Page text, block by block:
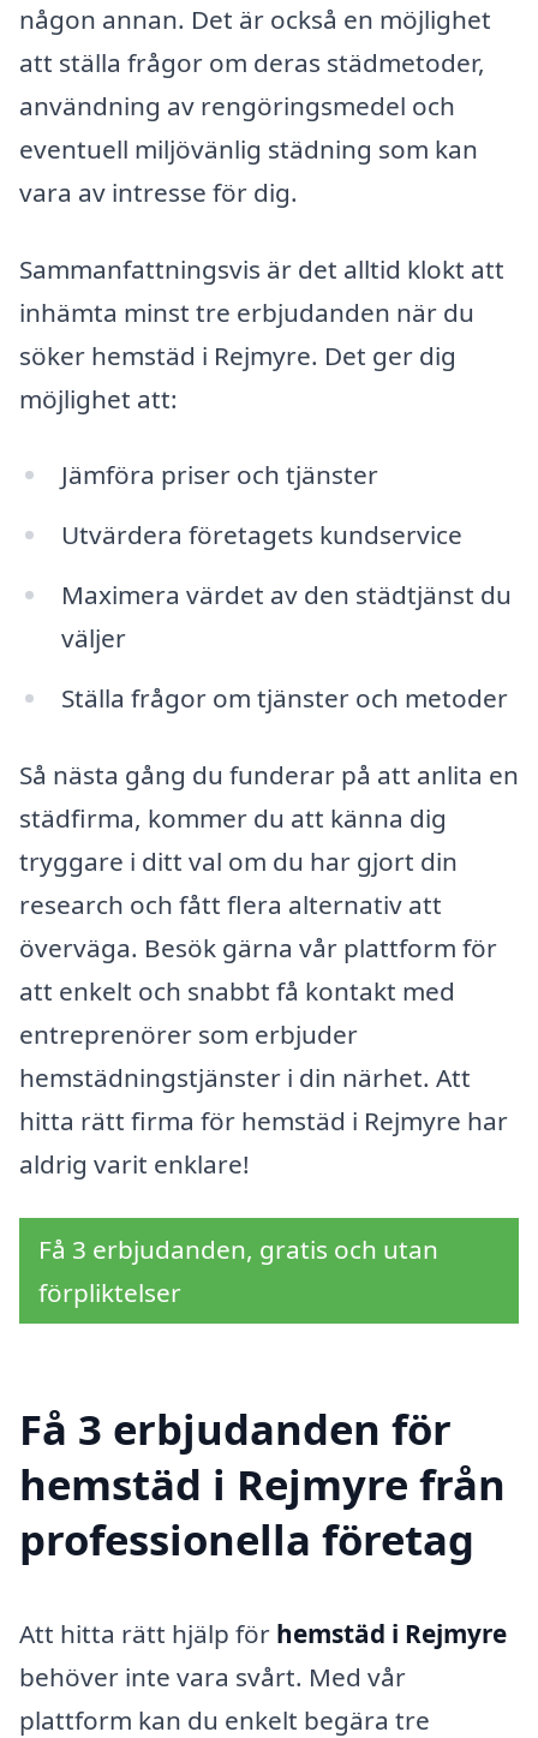
någon annan. Det är också en möjlighet
att ställa frågor om deras städmetoder,
användning av rengöringsmedel och
eventuell miljövänlig städning som kan
vara av intresse för dig.
Sammanfattningsvis är det alltid klokt att
inhämta minst tre erbjudanden när du
söker hemstäd i Rejmyre. Det ger dig
möjlighet att:
Jämföra priser och tjänster
Utvärdera företagets kundservice
Maximera värdet av den städtjänst du
väljer
Ställa frågor om tjänster och metoder
Så nästa gång du funderar på att anlita en
städfirma, kommer du att känna dig
tryggare i ditt val om du har gjort din
research och fått flera alternativ att
överväga. Besök gärna vår plattform för
att enkelt och snabbt få kontakt med
entreprenörer som erbjuder
hemstädningstjänster i din närhet. Att
hitta rätt firma för hemstäd i Rejmyre har
aldrig varit enklare!
Få 3 erbjudanden, gratis och utan
förpliktelser
Få 3 erbjudanden för
hemstäd i Rejmyre från
professionella företag
Att hitta rätt hjälp för hemstäd i Rejmyre
behöver inte vara svårt. Med vår
plattform kan du enkelt begära tre